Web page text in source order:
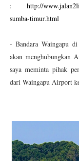
: http://
sumba-timur.html
- Bandara Waingapu
akan menghubungkan
saya meminta pihak
dari Waingapu Airport